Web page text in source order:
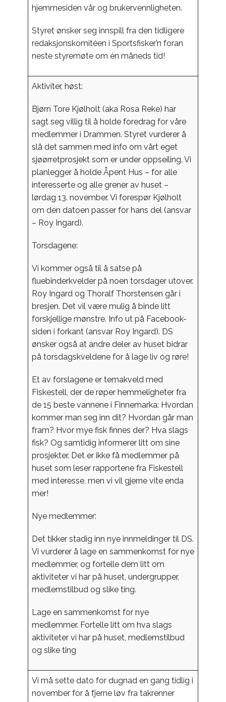
hjemmesiden vår og brukervennligheten.
Styret ønsker seg innspill fra den tidligere
redaksjonskomitéen i Sportsfisker’n foran
neste styremøte om én måneds tid!
Aktiviter, høst:
Bjørn Tore Kjølholt (aka Rosa Reke) har
sagt seg villig til å holde foredrag for våre
medlemmer i Drammen. Styret vurderer å
slå det sammen med info om vårt eget
sjøørretprosjekt som er under oppseiling. Vi
planlegger å holde Åpent Hus – for alle
interesserte og alle grener av huset –
lørdag 13. november. Vi forespør Kjølholt
om den datoen passer for hans del (ansvar
– Roy Ingard).
Torsdagene:
Vi kommer også til å satse på
fluebinderkvelder på noen torsdager utover.
Roy Ingard og Thoralf Thorstensen går i
bresjen. Det vil være mulig å binde litt
forskjellige mønstre. Info ut på Facebook-
siden i forkant (ansvar Roy Ingard). DS
ønsker også at andre deler av huset bidrar
på torsdagskveldene for å lage liv og røre!
Et av forslagene er temakveld med
Fiskestell, der de røper hemmeligheter fra
de 15 beste vannene i Finnemarka: Hvordan
kommer man seg inn dit? Hvordan går man
fram? Hvor mye fisk finnes der? Hva slags
fisk? Og samtidig informerer litt om sine
prosjekter. Det er ikke få medlemmer på
huset som leser rapportene fra Fiskestell
med interesse, men vi vil gjerne vite enda
mer!
Nye medlemmer:
Det tikker stadig inn nye innmeldinger til DS.
Vi vurderer å lage en sammenkomst for nye
medlemmer, og fortelle dem litt om
aktiviteter vi har på huset, undergrupper,
medlemstilbud og slike ting.
Lage en sammenkomst for nye
medlemmer. Fortelle litt om hva slags
aktiviteter vi har på huset, medlemstilbud
og slike ting
Vi må sette dato for dugnad en gang tidlig i
november for å fjerne løv fra takrenner